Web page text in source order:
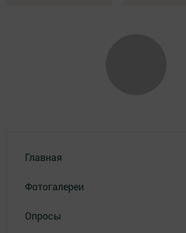
Главная
Фотогалереи
Опросы